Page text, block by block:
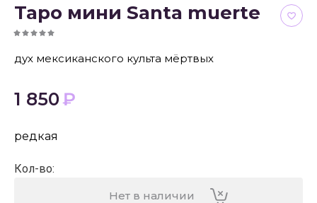
Таро мини Santa muerte
дух мексиканского культа мёртвых
1 850₽
редкая
Кол-во:
Нет в наличии